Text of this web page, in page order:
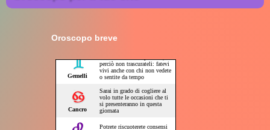
Oroscopo breve